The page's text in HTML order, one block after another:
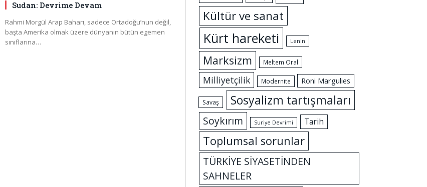
Sudan: Devrime Devam
Rahmi Morgül Arap Baharı, sadece Ortadoğu’nun değil,
başta Amerika olmak üzere dünyanın bütün egemen
sınıflarına…
Kültür ve sanat
Kürt hareketi Lenin
Marksizm Meltem Oral
Milliyetçilik Modernite Roni Margulies
Savaş Sosyalizm tartışmaları
Soykırım Suriye Devrimi Tarih
Toplumsal sorunlar
TÜRKİYE SİYASETİNDEN
SAHNELER